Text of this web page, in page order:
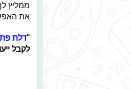
את
"דלת
לקבל